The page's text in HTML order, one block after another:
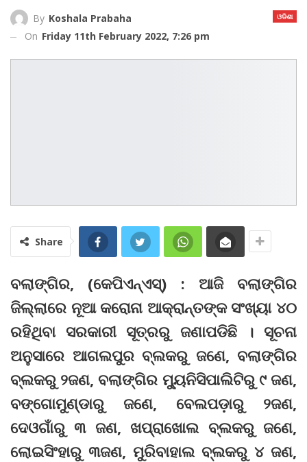
ଓଡିଶା
By Koshala Prabaha
On Friday 11th February 2022, 7:26 pm
Share
ବଲାଙ୍ଗିର, (କେପିଏନ୍‌ଏସ୍‌) : ଆଜି ବଲାଙ୍ଗିର
ଜିଲ୍ଲାରେ ନୂଆ କରୋନା ଆକ୍ରାନ୍ତଙ୍କ ସଂଖ୍ୟା ୪୦
ରହିଥିବା ସରକାରୀ ସୂତ୍ରରୁ ଜଣାପଡିଛି । ସୂଚନା
ଅନୁସାରେ ଆଗଲପୁର ବ୍ଲକରୁ ଜଣେ, ବଲାଙ୍ଗିର
ବ୍ଲକରୁ ୨ଜଣ, ବଲାଙ୍ଗିର ମ୍ୟୁନିସିପାଲିଟିରୁ ୯ ଜଣ,
ବଙ୍ଗୋମୁଣ୍ଡାରୁ ଜଣେ, ବେଲପଡ଼ାରୁ ୨ଜଣ,
ଦେଓଗାଁରୁ ୩ ଜଣ, ଖପ୍ରାଖୋଲ ବ୍ଲକରୁ ଜଣେ,
ଲୋଇସିଂହାରୁ ୩ଜଣ, ମୁରିବାହାଲ ବ୍ଲକରୁ ୪ ଜଣ,